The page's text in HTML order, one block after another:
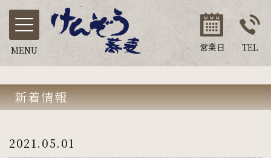
TEL
営業日
MENU
新着情報
2021.05.01